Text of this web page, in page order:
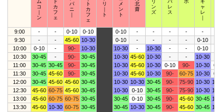
ム
コ
ン
ド
カ
フ
ェ
パ
ニ
ト
カ
フ
ェ
リ
ト
メ
ン
ト
北
齋
リ
ン
ズ
パ
レ
ス
ボ
ギ
ャ
レ
9:00 - - 0-10 0-10 0-10 - - - - -
9:30
- - 45-60 10-30 0-10 - - - - 0-10
10:00
0-10 - 90- 10-30 10-30 - 10-30 - - 0-10
10:30
30-45 - 90- 30-45 10-30 45-60 10-30 - - 10-30
11:00
30-45 30-45 90- 30-45 10-30 45-60 10-30 0-10 90- 10-30
0-
11:30
30-45 45-60 90- 30-45 10-30 45-60 10-30 90- 60-75 10-30
0-
12:00
30-45 45-60 45-60 30-45 10-30 10-30 30-45 90- 75-90 10-30 10-
12:30
45-60 60-75 45-60 30-45 10-30 0-10 30-45 90- 75-90 10-30 10-
13:00
45-60 60-75 60-75 30-45 30-45 0-10 30-45 90- 45-60 30-45 10-
13:30
45-60 10-30 60-75 30-45 30-45 10-30 30-45 90- 45-60 30-45 10-